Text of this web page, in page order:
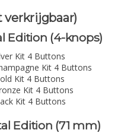
verkrijgbaar)
Edition (4-knops)
Kit 4 Buttons
Kit 4 Buttons
Kit 4 Buttons
Kit 4 Buttons
Kit 4 Buttons
Edition (71 mm)